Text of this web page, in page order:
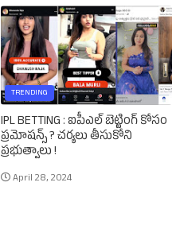
TRENDING
IPL BETTING : ఐపీఎల్‌ బెట్టింగ్‌ కోసం
ప్రమోషన్స్‌ ? చర్యలు తీసుకోని
ప్రభుత్వాలు !
April 28, 2024